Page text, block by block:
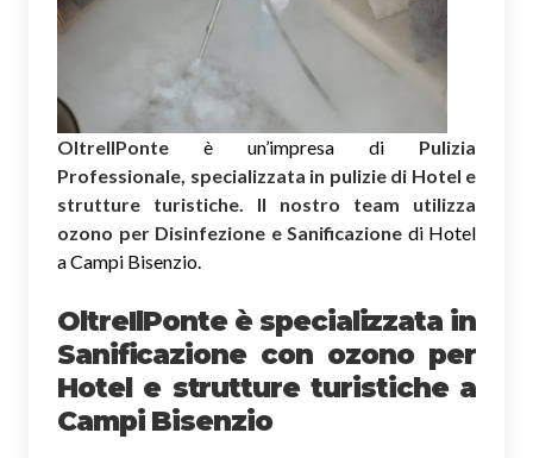
OltreIlPonte è un’impresa di Pulizia
Professionale, specializzata in pulizie di Hotel e
strutture turistiche. Il nostro team utilizza
ozono per Disinfezione e Sanificazione di Hotel
a Campi Bisenzio.
OltreIlPonte è specializzata in
Sanificazione con ozono per
Hotel e strutture turistiche a
Campi Bisenzio